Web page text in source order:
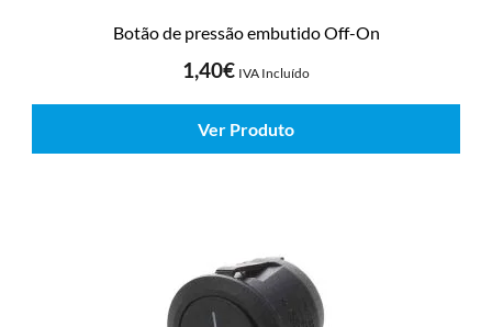
Botão de pressão embutido Off-On
1,40€ IVA Incluído
Ver Produto